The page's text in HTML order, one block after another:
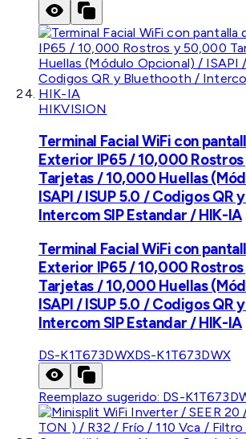
HIKVISION
Terminal Facial WiFi con
Exterior IP65 / 10,000
Tarjetas / 10,000 Huellas
ISAPI / ISUP 5.0 / Codigos QR
Intercom SIP Estandar / HIK-IA
Terminal Facial WiFi con
Exterior IP65 / 10,000
Tarjetas / 10,000 Huellas
ISAPI / ISUP 5.0 / Codigos QR
Intercom SIP Estandar / HIK-IA
DS-K1T673DWXDS-K1T673DWX
Reemplazo sugerido: DS-